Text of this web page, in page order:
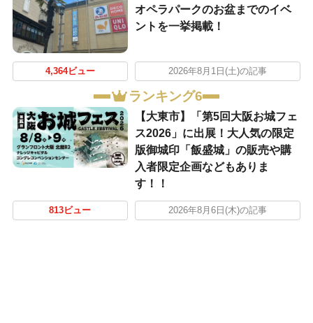
オペラパークのお盆までのイベ
ントを一挙掲載！
4,364ビュー 2026年8月1日(土)の記事
ランキング6
【大東市】「第5回大阪お城フェ
ス2026」に出展！大人気の限定
版御城印「飯盛城」の販売や購
入者限定企画などもありま
す！！
813ビュー 2026年8月6日(木)の記事